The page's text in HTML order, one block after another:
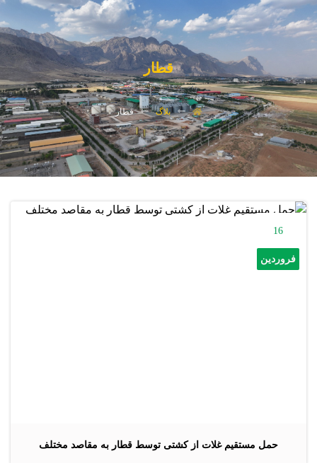
قطار
بلاگ قطار
حمل مستقیم غلات از کشتی توسط قطار به مقاصد مختلف
16
فروردین